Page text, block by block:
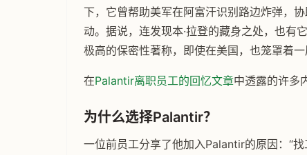
下，它曾帮助美军在阿富汗识别路边炸弹，
动。据说，连发现本·拉登的藏身之处，也有
极高的保密性著称，即使在美国，也笼罩着一
在Palantir离职员工的回忆文章中透露的许多
为什么选择Palantir？
一位前员工分享了他加入Palantir的原因：“